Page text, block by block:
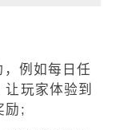
例如每日任
玩家体验到
励;